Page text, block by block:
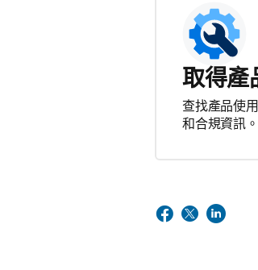
取得產
查找產品使
和合規資訊。